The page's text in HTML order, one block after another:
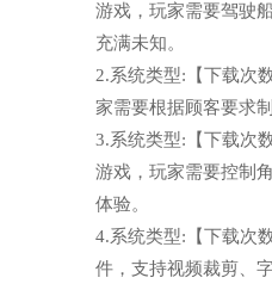
游戏，玩家需要驾驶
充满未知。
2.系统类型:【下载次
家需要根据顾客要求
3.系统类型:【下载次
游戏，玩家需要控制
体验。
4.系统类型:【下载次
件，支持视频裁剪、